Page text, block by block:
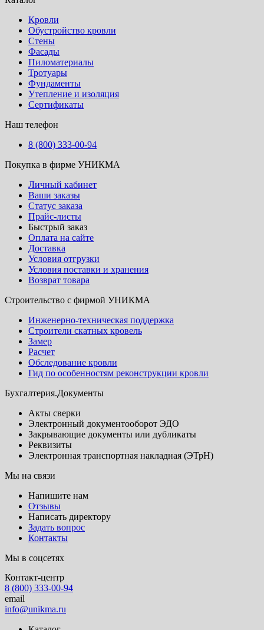
Кровли
Обустройство кровли
Стены
Фасады
Пиломатериалы
Тротуары
Фундаменты
Утепление и изоляция
Сертификаты
Наш телефон
8 (800) 333-00-94
Покупка в фирме УНИКМА
Личный кабинет
Ваши заказы
Статус заказа
Прайс-листы
Быстрый заказ
Оплата на сайте
Доставка
Условия отгрузки
Условия поставки и хранения
Возврат товара
Строительство с фирмой УНИКМА
Инженерно-техническая поддержка
Строители скатных кровель
Замер
Расчет
Обследование кровли
Гид по особенностям реконструкции кровли
Бухгалтерия.Документы
Акты сверки
Электронный документооборот ЭДО
Закрывающие документы или дубликаты
Реквизиты
Электронная транспортная накладная (ЭТрН)
Мы на связи
Напишите нам
Отзывы
Написать директору
Задать вопрос
Контакты
Мы в соцсетях
Контакт-центр
8 (800) 333-00-94
email
info@unikma.ru